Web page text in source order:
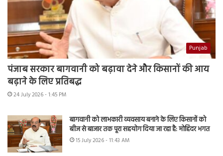
Punjab
पंजाब सरकार बागवानी को बढ़ावा देने और किसानों की आय
बढ़ाने के लिए प्रतिबद्ध
24 July 2026 - 1:45 PM
बागवानी को लाभकारी व्यवसाय बनाने के लिए किसानों को
बीज से बाजार तक पूरा सहयोग दिया जा रहा है: मोहिंदर भगत
15 July 2026 - 11:43 AM